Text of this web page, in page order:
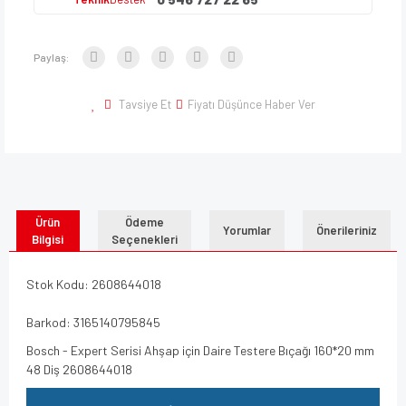
Paylaş:
Tavsiye Et Fiyatı Düşünce Haber Ver
Ürün
Bilgisi
Ödeme
Seçenekleri
Yorumlar Önerileriniz
Stok Kodu: 2608644018
Barkod: 3165140795845
Bosch - Expert Serisi Ahşap için Daire Testere Bıçağı 160*20 mm
48 Diş 2608644018